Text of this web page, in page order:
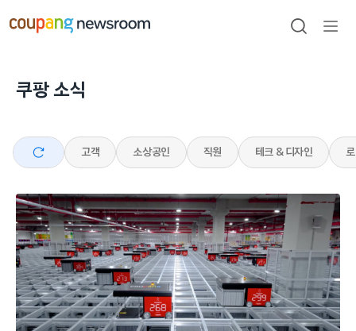
건너뛰기
검색
쿠팡 소식
전체 고객 소상공인 직원 테크 & 디자인